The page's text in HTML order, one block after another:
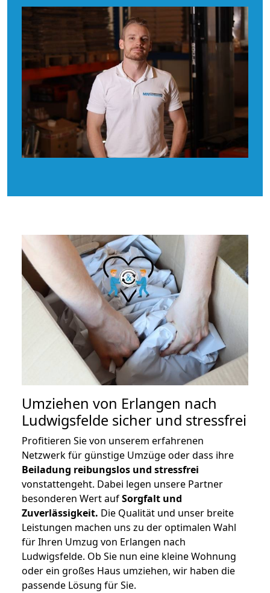
Umziehen von Erlangen nach
Ludwigsfelde sicher und stressfrei
Profitieren Sie von unserem erfahrenen
Netzwerk für günstige Umzüge oder dass ihre
Beiladung reibungslos und stressfrei
vonstattengeht. Dabei legen unsere Partner
besonderen Wert aufSorgfalt und
Zuverlässigkeit. Die Qualität und unser breite
Leistungen machen uns zu der optimalen Wahl
für Ihren Umzug von Erlangen nach
Ludwigsfelde. Ob Sie nun eine kleine Wohnung
oder ein großes Haus umziehen, wir haben die
passende Lösung für Sie.